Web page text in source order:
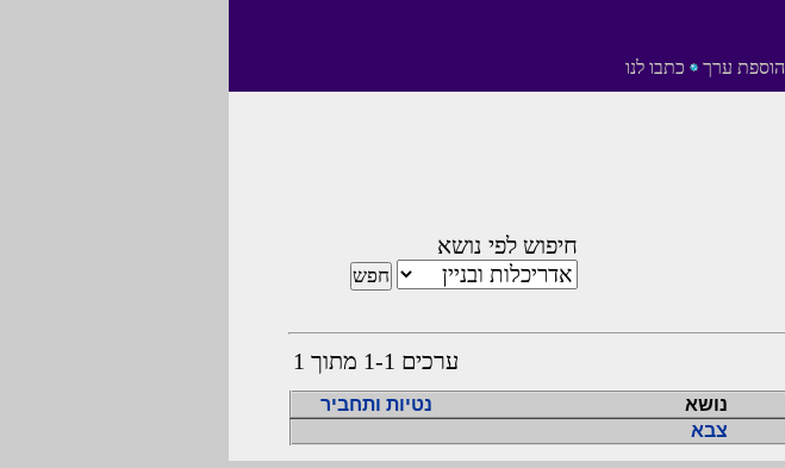
הוספת ערך כתבו לנו
חיפוש לפי נושא
ערכים 1-1 מתוך 1
נושא
נטיות ותחביר
צבא